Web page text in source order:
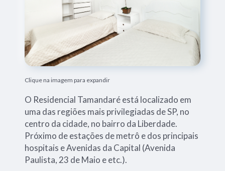
Clique na imagem para expandir
O Residencial Tamandaré está localizado em
uma das regiões mais privilegiadas de SP, no
centro da cidade, no bairro da Liberdade.
Próximo de estações de metrô e dos principais
hospitais e Avenidas da Capital (Avenida
Paulista, 23 de Maio e etc.).